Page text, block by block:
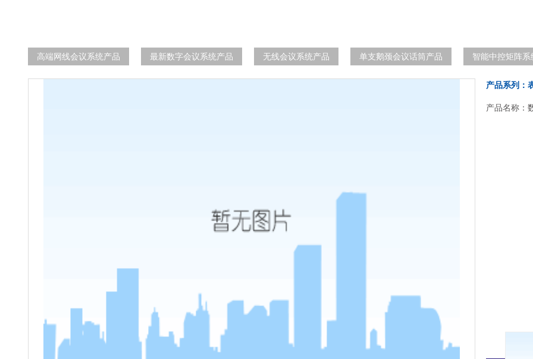
高端网线会议系统产品 最新数字会议系统产品 无线会议系统产品 单支鹅颈会议话筒产品 智能中控矩阵系
产品系列：
产品名称：